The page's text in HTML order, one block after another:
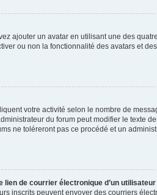
ajouter un avatar en utilisant une des
ou non la fonctionnalité des avatars et
votre activité selon le nombre de
du forum peut modifier le texte
ne toléreront pas ce procédé et un
lien de courrier électronique d’un utilisateur
inscrits peuvent envoyer des courriers